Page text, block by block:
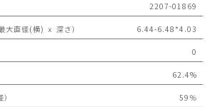
2207-01869
直径(横) ｘ 深さ） 6.44-6.48*4.03
0
62.4%
59％